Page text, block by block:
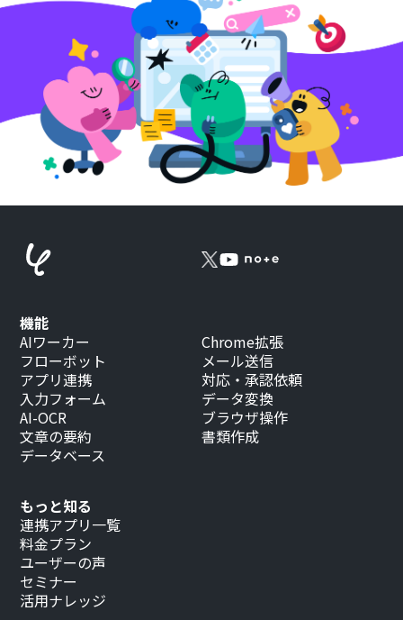
もっと知る
連携アプリ一覧
料金プラン
ユーザーの声
セミナー
活用ナレッジ
機能
AIワーカー
フローボット
アプリ連携
入力フォーム
AI-OCR
文章の要約
データベース
Chrome拡張
メール送信
対応・承認依頼
データ変換
ブラウザ操作
書類作成